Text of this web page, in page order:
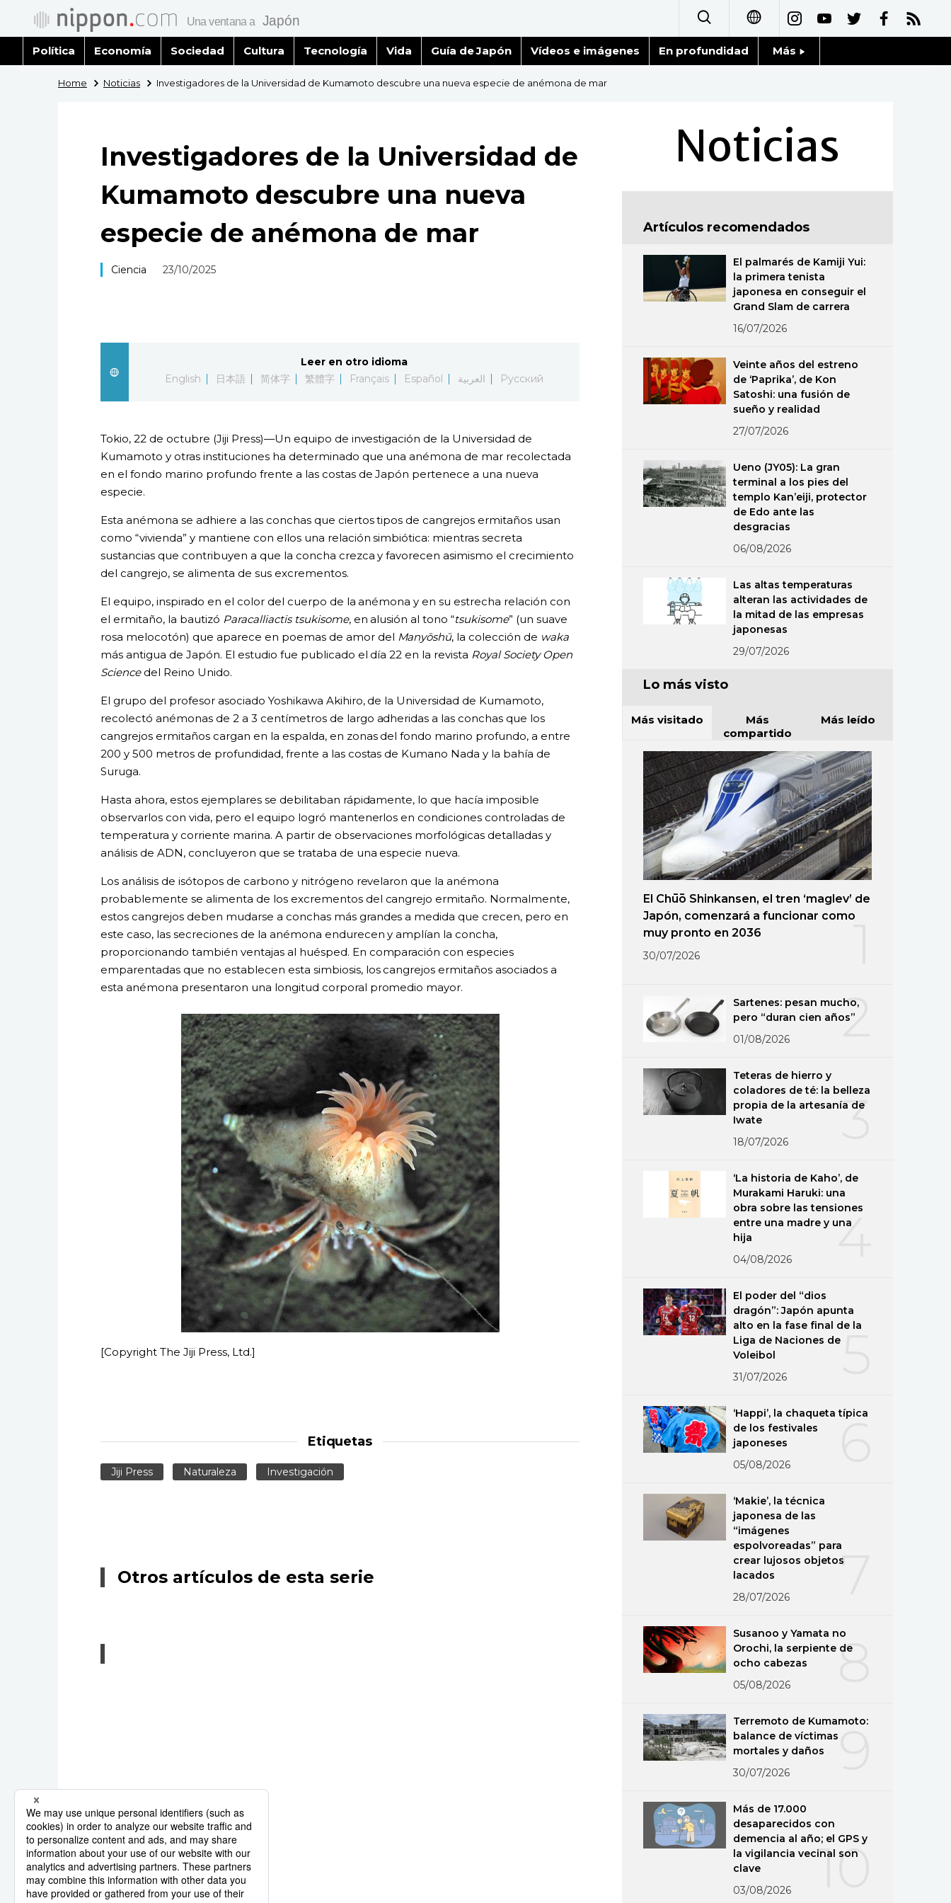
日本語
简体字
繁體字
العربية
Русский
Política Economía Sociedad Cultura Tecnología Vida Guía de Japón Vídeos e imágenes En profundidad Más
Fragmentos de Japón
Gente
Blog
Tokio
Avisos
Home Noticias Investigadores de la Universidad de Kumamoto descubre una nueva especie de anémona de mar
Investigadores de la Universidad de
Kumamoto descubre una nueva
especie de anémona de mar
Ciencia 23/10/2025
Leer en otro idioma
English
日本語 简体字 繁體字 Français Español العربية Русский
Tokio, 22 de octubre (Jiji Press)—Un equipo de investigación de la Universidad de
Kumamoto y otras instituciones ha determinado que una anémona de mar recolectada
en el fondo marino profundo frente a las costas de Japón pertenece a una nueva
especie.
Esta anémona se adhiere a las conchas que ciertos tipos de cangrejos ermitaños usan
como “vivienda” y mantiene con ellos una relación simbiótica: mientras secreta
sustancias que contribuyen a que la concha crezca y favorecen asimismo el crecimiento
del cangrejo, se alimenta de sus excrementos.
El equipo, inspirado en el color del cuerpo de la anémona y en su estrecha relación con
el ermitaño, la bautizó Paracalliactis tsukisome, en alusión al tono “tsukisome” (un suave
rosa melocotón) que aparece en poemas de amor del Manyōshū, la colección de waka
más antigua de Japón. El estudio fue publicado el día 22 en la revista Royal Society Open
Sciencedel Reino Unido.
El grupo del profesor asociado Yoshikawa Akihiro, de la Universidad de Kumamoto,
recolectó anémonas de 2 a 3 centímetros de largo adheridas a las conchas que los
cangrejos ermitaños cargan en la espalda, en zonas del fondo marino profundo, a entre
200 y 500 metros de profundidad, frente a las costas de Kumano Nada y la bahía de
Suruga.
Hasta ahora, estos ejemplares se debilitaban rápidamente, lo que hacía imposible
observarlos con vida, pero el equipo logró mantenerlos en condiciones controladas de
temperatura y corriente marina. A partir de observaciones morfológicas detalladas y
análisis de ADN, concluyeron que se trataba de una especie nueva.
Los análisis de isótopos de carbono y nitrógeno revelaron que la anémona
probablemente se alimenta de los excrementos del cangrejo ermitaño. Normalmente,
estos cangrejos deben mudarse a conchas más grandes a medida que crecen, pero en
este caso, las secreciones de la anémona endurecen y amplían la concha,
proporcionando también ventajas al huésped. En comparación con especies
emparentadas que no establecen esta simbiosis, los cangrejos ermitaños asociados a
esta anémona presentaron una longitud corporal promedio mayor.
[Copyright The Jiji Press, Ltd.]
Etiquetas
Jiji Press Naturaleza Investigación
Otros artículos de esta serie
Noticias
Artículos recomendados
El palmarés de Kamiji Yui:
la primera tenista
japonesa en conseguir el
Grand Slam de carrera
16/07/2026
Veinte años del estreno
de ‘Paprika’, de Kon
Satoshi: una fusión de
sueño y realidad
27/07/2026
Ueno (JY05): La gran
terminal a los pies del
templo Kan’eiji, protector
de Edo ante las
desgracias
06/08/2026
Las altas temperaturas
alteran las actividades de
la mitad de las empresas
japonesas
29/07/2026
Lo más visto
Más visitado
Más
compartido
Más leído
El Chūō Shinkansen, el tren ‘maglev’ de
Japón, comenzará a funcionar como
muy pronto en 2036
30/07/2026
2
Sartenes: pesan mucho,
pero “duran cien años”
01/08/2026
3
Teteras de hierro y
coladores de té: la belleza
propia de la artesanía de
Iwate
18/07/2026
4
‘La historia de Kaho’, de
Murakami Haruki: una
obra sobre las tensiones
entre una madre y una
hija
04/08/2026
El poder del “dios
dragón”: Japón apunta
alto en la fase final de la
Liga de Naciones de
Voleibol
31/07/2026
6
‘Happi’, la chaqueta típica
de los festivales
japoneses
05/08/2026
7
‘Makie’, la técnica
japonesa de las
“imágenes
espolvoreadas” para
crear lujosos objetos
lacados
28/07/2026
8
Susanoo y Yamata no
Orochi, la serpiente de
ocho cabezas
05/08/2026
Terremoto de Kumamoto:
balance de víctimas
mortales y daños
30/07/2026
10
Más de 17.000
desaparecidos con
demencia al año; el GPS y
la vigilancia vecinal son
clave
03/08/2026